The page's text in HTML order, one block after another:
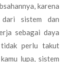
karena
sistem dan
sebagai daya
tidak perlu takut
lupa, sistem